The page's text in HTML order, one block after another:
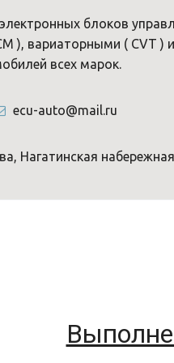
блоков
), вариаторными ( CVT
всех марок.
ecu-auto@mail.ru
Нагатинская